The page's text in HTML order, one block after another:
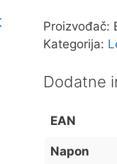
Proizvođač:
Kategorija:
Dodatne
EAN
Napon